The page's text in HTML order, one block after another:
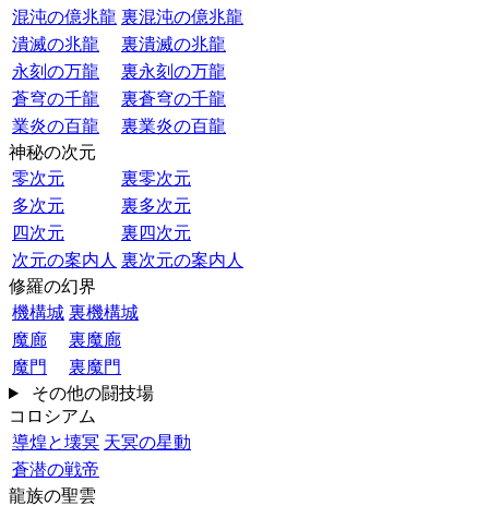
混沌の億兆龍 裏混沌の億兆龍
潰滅の兆龍
裏潰滅の兆龍
永刻の万龍
裏永刻の万龍
蒼穹の千龍
裏蒼穹の千龍
業炎の百龍
裏業炎の百龍
神秘の次元
零次元
裏零次元
多次元
裏多次元
四次元
裏四次元
次元の案内人 裏次元の案内人
修羅の幻界
機構城 裏機構城
魔廊
裏魔廊
魔門
裏魔門
その他の闘技場
コロシアム
導煌と壊冥 天冥の星動
蒼潜の戦帝
龍族の聖雲